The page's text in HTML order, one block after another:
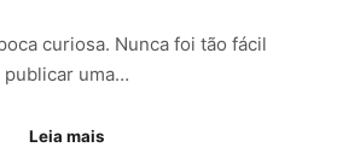
curiosa. Nunca foi tão fácil
publicar uma…
Leia mais